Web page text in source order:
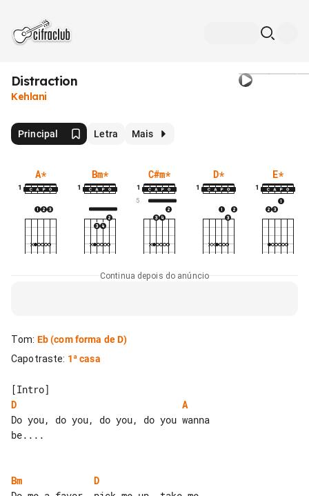
Distraction
Kehlani
Principal Letra Mais
A*
1
Bm*
1
C#m*
1
5
D*
1
E*
1
Continua depois do anúncio
Tom: Eb(com forma de D)
Capotraste: 1ª casa
D
A
Do you, do you, do you, do you wanna
be....
Bm
D